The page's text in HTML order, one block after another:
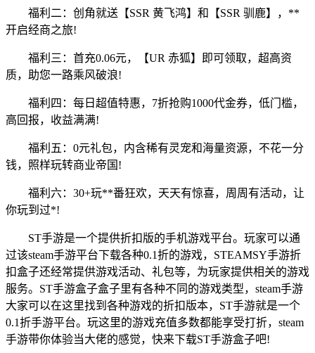
福利二：创角就送【SSR 黄飞鸿】和【SSR 驯鹿】，**
开启经商之旅!
福利三：首充0.06元，【UR 赤狐】即可领取，超高资
质，助您一路乘风破浪!
福利四：每日超值特惠，7折抢购1000代金券，低门槛，
高回报，收益满满!
福利五：0元礼包，内含稀有灵宠和海量资源，不花一分
钱，照样玩转商业帝国!
福利六：30+玩**番狂欢，天天有惊喜，周周有活动，让
你玩到过*!
ST手游是一个提供折扣版的手机游戏平台。玩家可以通
过该steam手游平台下载各种0.1折的游戏，STEAMSY手游折
扣盒子还经常提供游戏活动、礼包等，为玩家提供相关的游戏
服务。ST手游盒子盒子里有各种不同的游戏类型，steam手游
大家可以在这里找到各种游戏的折扣版本，ST手游就是一个
0.1折手游平台。玩这里的游戏充值多数都能享受打折，steam
手游带你体验当大佬的感觉，快来下载ST手游盒子吧!